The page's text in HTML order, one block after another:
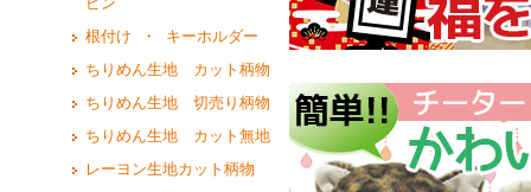
根付け ・ キーホルダー
ちりめん生地 カット柄物
ちりめん生地 切売り柄物
ちりめん生地 カット無地
レーヨン生地カット柄物